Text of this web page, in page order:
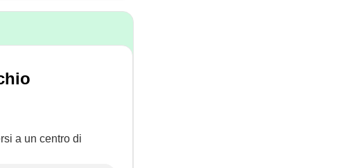
a un centro di